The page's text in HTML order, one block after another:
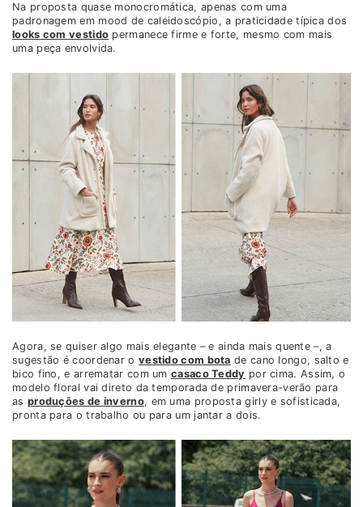
Na proposta quase monocromática, apenas com uma
padronagem em mood de caleidoscópio, a praticidade típica dos
looks com vestido permanece firme e forte, mesmo com mais
uma peça envolvida.
Agora, se quiser algo mais elegante – e ainda mais quente –, a
sugestão é coordenar o vestido com bota de cano longo, salto e
bico fino, e arrematar com umcasaco Teddy por cima. Assim, o
modelo floral vai direto da temporada de primavera-verão para
as produções de inverno, em uma proposta girly e sofisticada,
pronta para o trabalho ou para um jantar a dois.